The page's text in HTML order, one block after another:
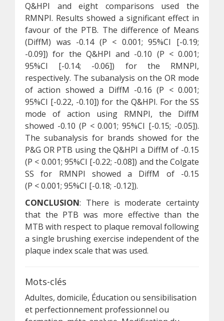
Q&HPI and eight comparisons used the
RMNPI. Results showed a significant effect in
favour of the PTB. The difference of Means
(DiffM) was -0.14 (P < 0.001; 95%CI [-0.19;
-0.09]) for the Q&HPI and -0.10 (P < 0.001;
95%CI [-0.14; -0.06]) for the RMNPI,
respectively. The subanalysis on the OR mode
of action showed a DiffM -0.16 (P < 0.001;
95%CI [-0.22, -0.10]) for the Q&HPI. For the SS
mode of action using RMNPI, the DiffM
showed -0.10 (P < 0.001; 95%CI [-0.15; -0.05]).
The subanalysis for brands showed for the
P&G OR PTB using the Q&HPI a DiffM of -0.15
(P < 0.001; 95%CI [-0.22; -0.08]) and the Colgate
SS for RMNPI showed a DiffM of -0.15
(P < 0.001; 95%CI [-0.18; -0.12]).
CONCLUSION: There is moderate certainty
that the PTB was more effective than the
MTB with respect to plaque removal following
a single brushing exercise independent of the
plaque index scale that was used.
Mots-clés
Adultes, domicile, Éducation ou sensibilisation
et perfectionnement professionnel ou